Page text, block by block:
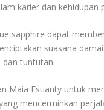
karier dan kehidupan
sapphire dapat
suasana
dan tuntutan.
Maia Estianty untuk
mencerminkan